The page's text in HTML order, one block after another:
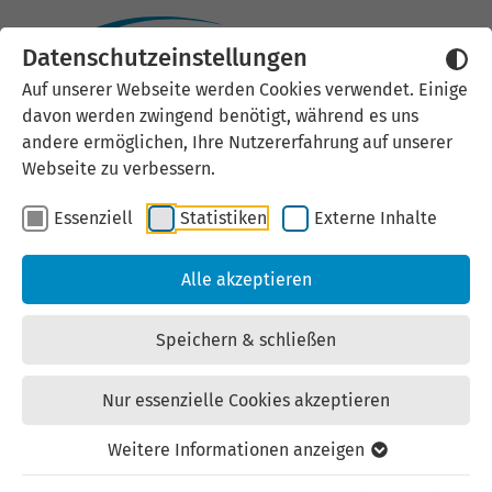
Datenschutzeinstellungen
Auf unserer Webseite werden Cookies verwendet. Einige
davon werden zwingend benötigt, während es uns
andere ermöglichen, Ihre Nutzererfahrung auf unserer
Webseite zu verbessern.
Essenziell Statistiken Externe Inhalte
Alle akzeptieren
Speichern & schließen
Nur essenzielle Cookies akzeptieren
Weitere Informationen anzeigen
STUDIOPARK
KinderMedienZentrum
Erfurt
Mietangebot Gewerbe |
Applikations-/Technologiezentrum | Nr.: BATT_01
Ort: 99094 Erfurt